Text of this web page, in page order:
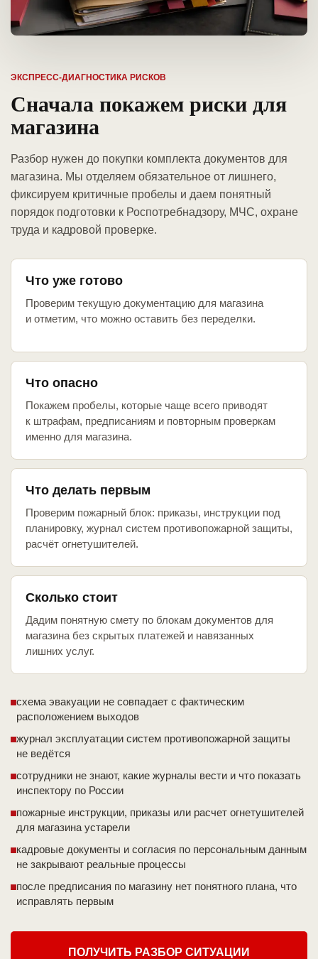
ЭКСПРЕСС-ДИАГНОСТИКА РИСКОВ
Сначала покажем риски для
магазина
Разбор нужен до покупки комплекта документов для
магазина. Мы отделяем обязательное от лишнего,
фиксируем критичные пробелы и даем понятный
порядок подготовки к Роспотребнадзору, МЧС, охране
труда и кадровой проверке.
Что уже готово
Проверим текущую документацию для магазина
и отметим, что можно оставить без переделки.
Что опасно
Покажем пробелы, которые чаще всего приводят
к штрафам, предписаниям и повторным проверкам
именно для магазина.
Что делать первым
Проверим пожарный блок: приказы, инструкции под
планировку, журнал систем противопожарной защиты,
расчёт огнетушителей.
Сколько стоит
Дадим понятную смету по блокам документов для
магазина без скрытых платежей и навязанных
лишних услуг.
схема эвакуации не совпадает с фактическим
расположением выходов
журнал эксплуатации систем противопожарной защиты
не ведётся
сотрудники не знают, какие журналы вести и что показать
инспектору по России
пожарные инструкции, приказы или расчет огнетушителей
для магазина устарели
кадровые документы и согласия по персональным данным
не закрывают реальные процессы
после предписания по магазину нет понятного плана, что
исправлять первым
ПОЛУЧИТЬ РАЗБОР СИТУАЦИИ